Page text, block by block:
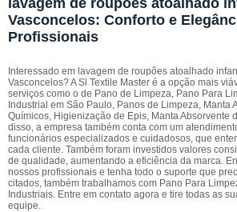
lavagem de roupões atoalhado
Vasconcelos: Conforto e
Profissionais
Interessado em lavagem de roupões atoalhado
Vasconcelos? A Sl Textile Master é a opção mais
serviços como o de Pano de Limpeza, Pano Para
Industrial em São Paulo, Panos de Limpeza, Manta
Químicos, Higienização de Epis, Manta Absorvente
disso, a empresa também conta com um
funcionários especializados e cuidadosos, que
cada cliente. Também foram investidos valores
de qualidade, aumentando a eficiência da marca.
nossos profissionais e tenha todo o suporte que
citados, também trabalhamos com Pano Para
Industriais. Entre em contato agora e tire todas as
equipe.